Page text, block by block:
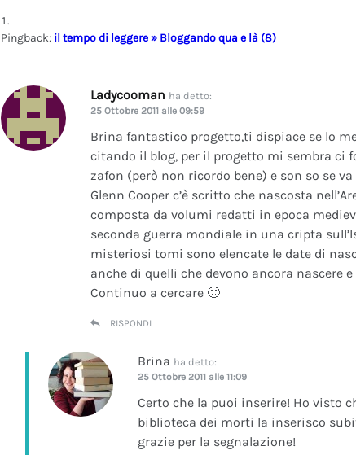
Pingback: il tempo di leggere » Bloggando qua e là (8)
Ladycooman ha detto:
25 Ottobre 2011 alle 09:59
Brina fantastico progetto,ti dispiace se lo
citando il blog, per il progetto mi sembra ci
zafon (però non ricordo bene) e son so se
Glenn Cooper c’è scritto che nascosta
composta da volumi redatti in epoca
seconda guerra mondiale in una cripta
misteriosi tomi sono elencate le date di
anche di quelli che devono ancora nascere
Continuo a cercare 🙂
RISPONDI
Brina ha detto:
25 Ottobre 2011 alle 11:09
Certo che la puoi inserire! Ho visto
biblioteca dei morti la inserisco
grazie per la segnalazione!